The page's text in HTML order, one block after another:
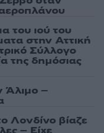
του ιού του
στην Αττική
Σύλλογο
της δημόσιας
Άλιμο –
Λονδίνο βίαζε